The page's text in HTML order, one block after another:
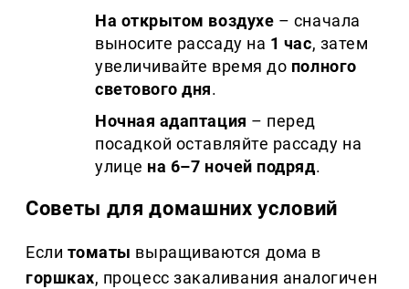
На открытом воздухе – сначала
выносите рассаду на 1 час, затем
увеличивайте время до полного
светового дня.
Ночная адаптация – перед
посадкой оставляйте рассаду на
улице на 6–7 ночей подряд.
Советы для домашних условий
Если томаты выращиваются дома в
горшках, процесс закаливания аналогичен